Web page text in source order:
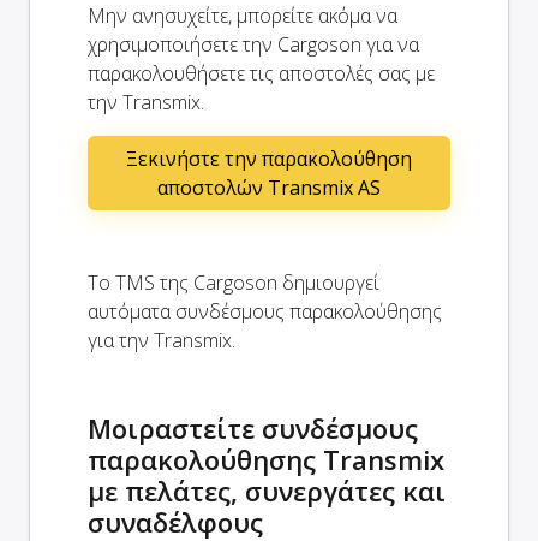
Μην ανησυχείτε, μπορείτε ακόμα να
χρησιμοποιήσετε την Cargoson για να
παρακολουθήσετε τις αποστολές σας με
την Transmix.
Ξεκινήστε την παρακολούθηση
αποστολών Transmix AS
Το TMS της Cargoson δημιουργεί
αυτόματα συνδέσμους παρακολούθησης
για την Transmix.
Μοιραστείτε συνδέσμους
παρακολούθησης Transmix
με πελάτες, συνεργάτες και
συναδέλφους